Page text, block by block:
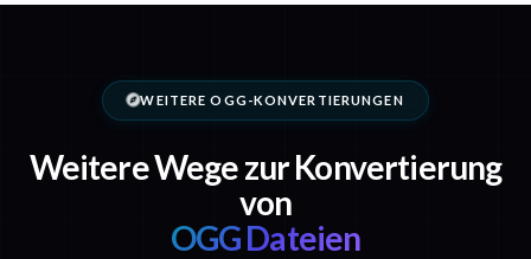
WEITERE OGG-KONVERTIERUNGEN
Weitere Wege zur Konvertierung
von
OGG Dateien